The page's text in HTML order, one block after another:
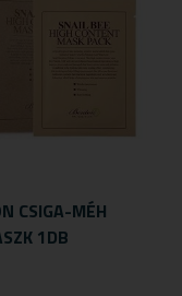
CSIGA-MÉH
1DB